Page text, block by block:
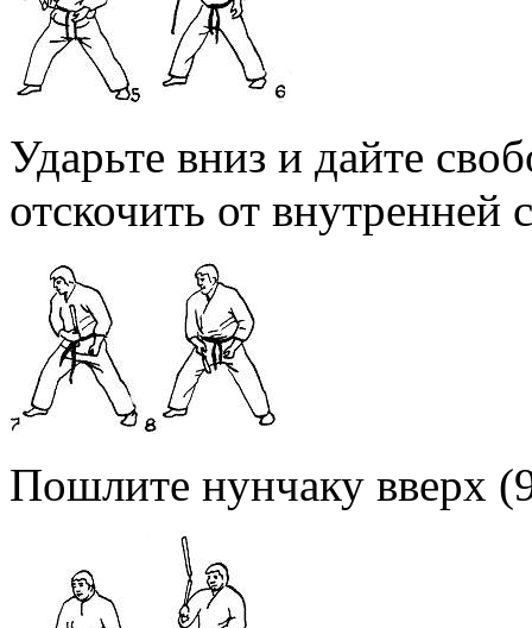
Ударьте вниз и дайте
отскочить от
Пошлите нунчаку вверх